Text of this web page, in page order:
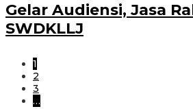
Gelar Audiensi, Jasa
SWDKLLJ
1
2
3
…